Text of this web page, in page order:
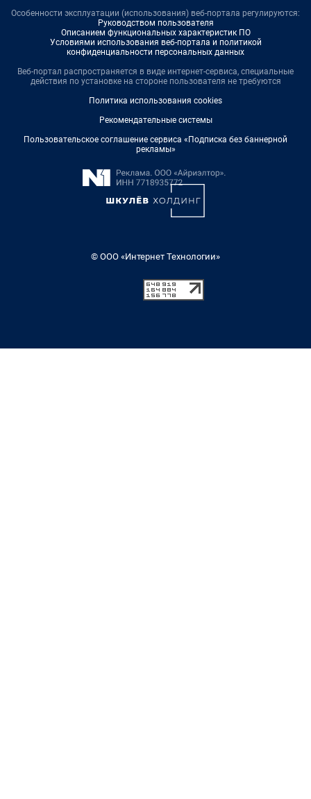
Особенности эксплуатации (использования) веб-портала регулируются:
Руководством пользователя
Описанием функциональных характеристик ПО
Условиями использования веб-портала и политикой
конфиденциальности персональных данных
Веб-портал распространяется в виде интернет-сервиса, специальные
действия по установке на стороне пользователя не требуются
Политика использования cookies
Рекомендательные системы
Пользовательское соглашение сервиса «Подписка без баннерной
рекламы»
© ООО «Интернет Технологии»